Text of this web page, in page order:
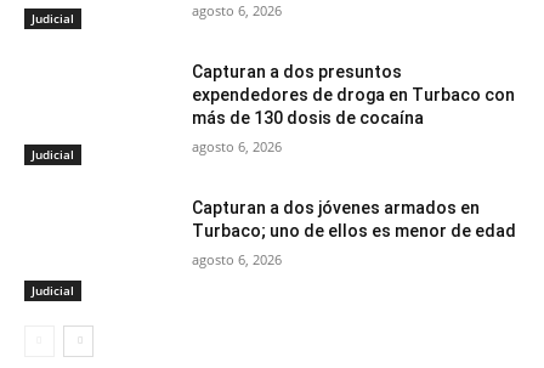
Judicial agosto 6, 2026
Judicial
Capturan a dos presuntos
expendedores de droga en Turbaco con
más de 130 dosis de cocaína
agosto 6, 2026
Judicial
Capturan a dos jóvenes armados en
Turbaco; uno de ellos es menor de edad
agosto 6, 2026